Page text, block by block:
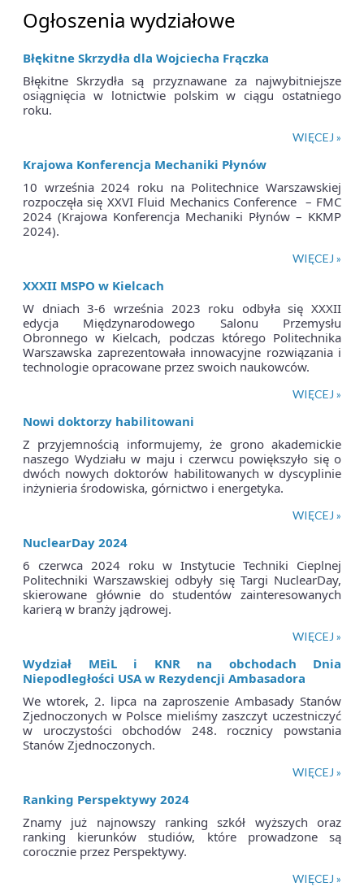
Ogłoszenia wydziałowe
Błękitne Skrzydła dla Wojciecha Frączka
Błękitne Skrzydła są przyznawane za najwybitniejsze
osiągnięcia w lotnictwie polskim w ciągu ostatniego
roku.
WIĘCEJ »
Krajowa Konferencja Mechaniki Płynów
10 września 2024 roku na Politechnice Warszawskiej
rozpoczęła się XXVI Fluid Mechanics Conference – FMC
2024 (Krajowa Konferencja Mechaniki Płynów – KKMP
2024).
WIĘCEJ »
XXXII MSPO w Kielcach
W dniach 3-6 września 2023 roku odbyła się XXXII
edycja Międzynarodowego Salonu Przemysłu
Obronnego w Kielcach, podczas którego Politechnika
Warszawska zaprezentowała innowacyjne rozwiązania i
technologie opracowane przez swoich naukowców.
WIĘCEJ »
Nowi doktorzy habilitowani
Z przyjemnością informujemy, że grono akademickie
naszego Wydziału w maju i czerwcu powiększyło się o
dwóch nowych doktorów habilitowanych w dyscyplinie
inżynieria środowiska, górnictwo i energetyka.
WIĘCEJ »
NuclearDay 2024
6 czerwca 2024 roku w Instytucie Techniki Cieplnej
Politechniki Warszawskiej odbyły się Targi NuclearDay,
skierowane głównie do studentów zainteresowanych
karierą w branży jądrowej.
WIĘCEJ »
Wydział MEiL i KNR na obchodach Dnia
Niepodległości USA w Rezydencji Ambasadora
We wtorek, 2. lipca na zaproszenie Ambasady Stanów
Zjednoczonych w Polsce mieliśmy zaszczyt uczestniczyć
w uroczystości obchodów 248. rocznicy powstania
Stanów Zjednoczonych.
WIĘCEJ »
Ranking Perspektywy 2024
Znamy już najnowszy ranking szkół wyższych oraz
ranking kierunków studiów, które prowadzone są
corocznie przez Perspektywy.
WIĘCEJ »